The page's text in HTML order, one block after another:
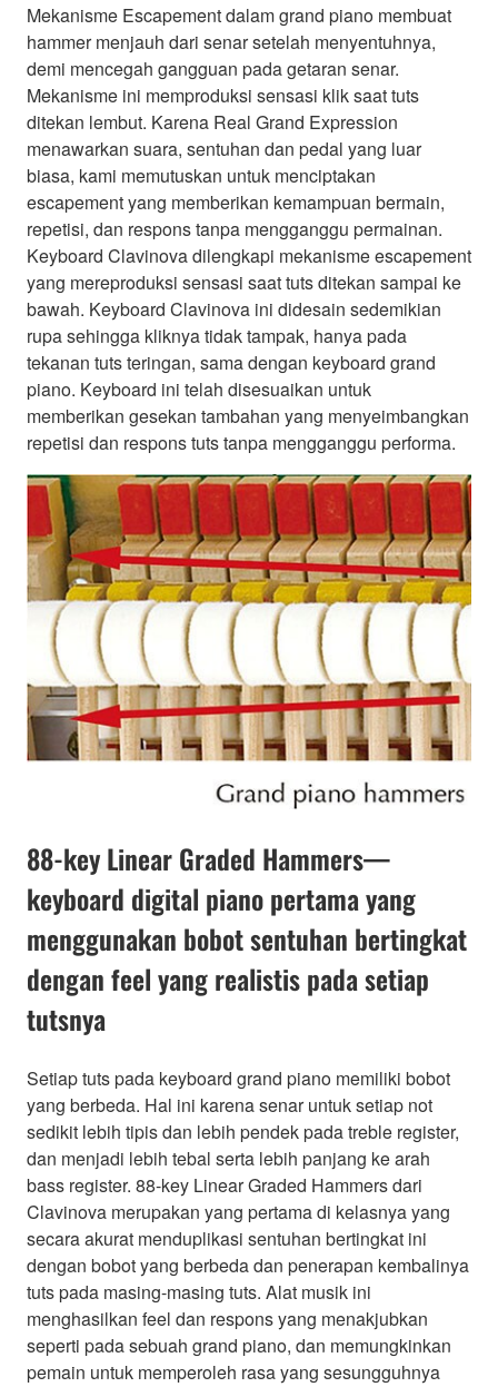
Mekanisme Escapement dalam grand piano membuat
hammer menjauh dari senar setelah menyentuhnya,
demi mencegah gangguan pada getaran senar.
Mekanisme ini memproduksi sensasi klik saat tuts
ditekan lembut. Karena Real Grand Expression
menawarkan suara, sentuhan dan pedal yang luar
biasa, kami memutuskan untuk menciptakan
escapement yang memberikan kemampuan bermain,
repetisi, dan respons tanpa mengganggu permainan.
Keyboard Clavinova dilengkapi mekanisme escapement
yang mereproduksi sensasi saat tuts ditekan sampai ke
bawah. Keyboard Clavinova ini didesain sedemikian
rupa sehingga kliknya tidak tampak, hanya pada
tekanan tuts teringan, sama dengan keyboard grand
piano. Keyboard ini telah disesuaikan untuk
memberikan gesekan tambahan yang menyeimbangkan
repetisi dan respons tuts tanpa mengganggu performa.
88-key Linear Graded Hammers—
keyboard digital piano pertama yang
menggunakan bobot sentuhan bertingkat
dengan feel yang realistis pada setiap
tutsnya
Setiap tuts pada keyboard grand piano memiliki bobot
yang berbeda. Hal ini karena senar untuk setiap not
sedikit lebih tipis dan lebih pendek pada treble register,
dan menjadi lebih tebal serta lebih panjang ke arah
bass register. 88-key Linear Graded Hammers dari
Clavinova merupakan yang pertama di kelasnya yang
secara akurat menduplikasi sentuhan bertingkat ini
dengan bobot yang berbeda dan penerapan kembalinya
tuts pada masing-masing tuts. Alat musik ini
menghasilkan feel dan respons yang menakjubkan
seperti pada sebuah grand piano, dan memungkinkan
pemain untuk memperoleh rasa yang sesungguhnya